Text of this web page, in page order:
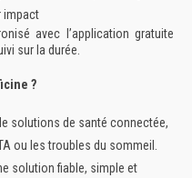
impact
avec l’application gratuite
sur la durée.
?
solutions de santé connectée,
ou les troubles du sommeil.
solution fiable, simple et